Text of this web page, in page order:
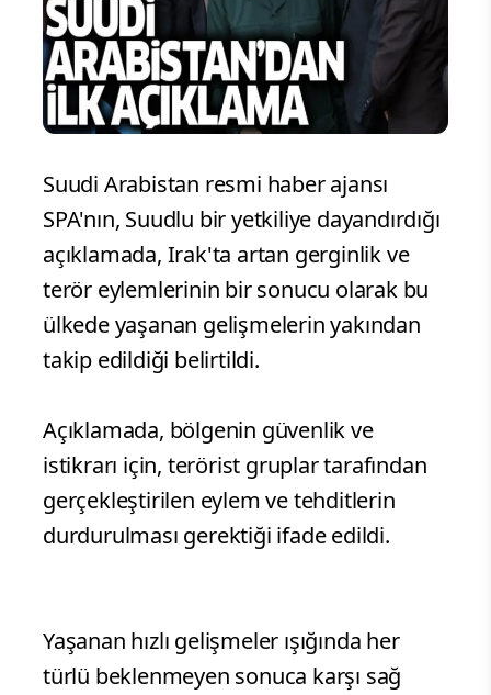
Suudi Arabistan resmi haber ajansı
SPA'nın, Suudlu bir yetkiliye dayandırdığı
açıklamada, Irak'ta artan gerginlik ve
terör eylemlerinin bir sonucu olarak bu
ülkede yaşanan gelişmelerin yakından
takip edildiği belirtildi.
Açıklamada, bölgenin güvenlik ve
istikrarı için, terörist gruplar tarafından
gerçekleştirilen eylem ve tehditlerin
durdurulması gerektiği ifade edildi.
Yaşanan hızlı gelişmeler ışığında her
türlü beklenmeyen sonuca karşı sağ